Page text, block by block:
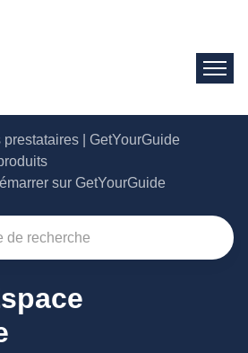
| GetYourGuide
sur GetYourGuide